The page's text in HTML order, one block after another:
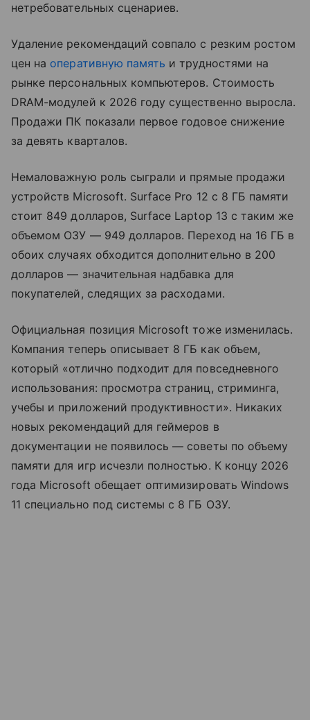
нетребовательных сценариев.
Удаление рекомендаций совпало с резким ростом
цен на оперативную память и трудностями на
рынке персональных компьютеров. Стоимость
DRAM-модулей к 2026 году существенно выросла.
Продажи ПК показали первое годовое снижение
за девять кварталов.
Немаловажную роль сыграли и прямые продажи
устройств Microsoft. Surface Pro 12 с 8 ГБ памяти
стоит 849 долларов, Surface Laptop 13 с таким же
объемом ОЗУ — 949 долларов. Переход на 16 ГБ в
обоих случаях обходится дополнительно в 200
долларов — значительная надбавка для
покупателей, следящих за расходами.
Официальная позиция Microsoft тоже изменилась.
Компания теперь описывает 8 ГБ как объем,
который «отлично подходит для повседневного
использования: просмотра страниц, стриминга,
учебы и приложений продуктивности». Никаких
новых рекомендаций для геймеров в
документации не появилось — советы по объему
памяти для игр исчезли полностью. К концу 2026
года Microsoft обещает оптимизировать Windows
11 специально под системы с 8 ГБ ОЗУ.